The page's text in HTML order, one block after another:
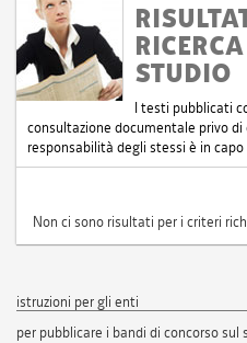
STUDIO
I testi pubblicati
consultazione documentale privo
responsabilità degli stessi è in
Non ci sono risultati per i criteri
istruzioni per gli enti
per pubblicare i bandi di concorso